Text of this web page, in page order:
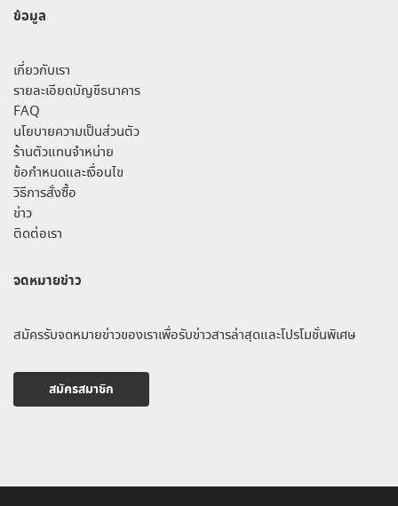
ข้อมูล
เกี่ยวกับเรา
รายละเอียดบัญชีธนาคาร
FAQ
นโยบายความเป็นส่วนตัว
ร้านตัวแทนจำหน่าย
ข้อกำหนดและเงื่อนไข
วิธีการสั่งซื้อ
ข่าว
ติดต่อเรา
จดหมายข่าว
สมัครรับจดหมายข่าวของเราเพื่อรับข่าวสารล่าสุดและโปรโมชั่นพิเศษ
สมัครสมาชิก